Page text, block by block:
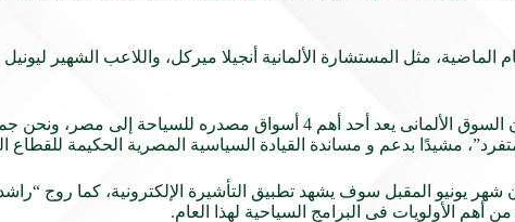
مثل المستشارة الألمانية أنجيلا ميركل، واللاعب الشهير
أكد راشد، لمنظمى الرحلات والمسئولين الحكوميين الألمان، على أن السوق الألمانى يعد أحد
مشيدًا بدعم و مساندة القيادة السياسية المصرية الحكيمة للقطاع
يونيو المقبل سوف يشهد تطبيق التأشيرة الإلكترونية، كما روج